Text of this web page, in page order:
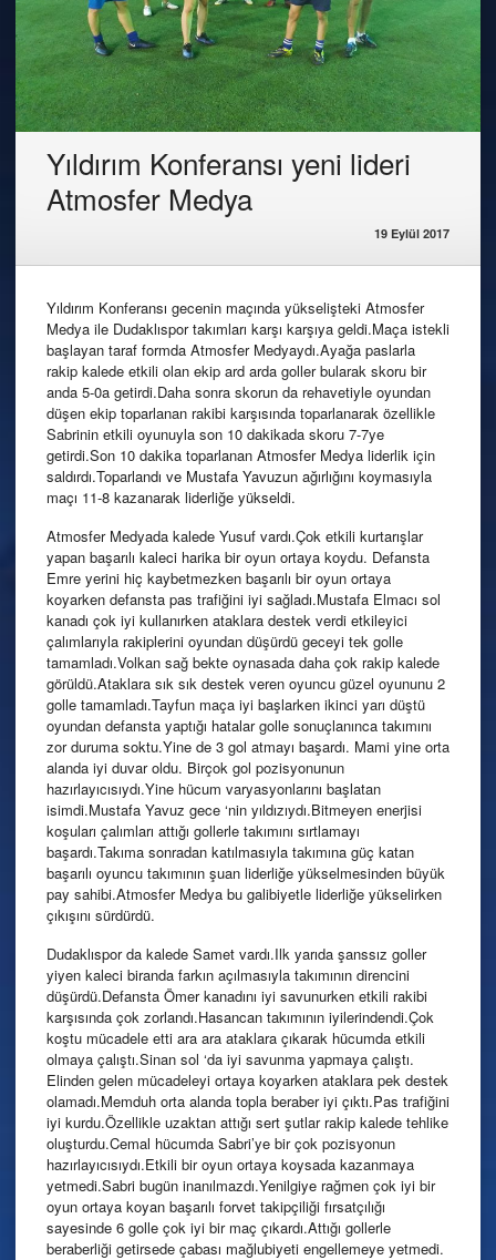
Yıldırım Konferansı yeni lideri
Atmosfer Medya
19 Eylül 2017
Yıldırım Konferansı gecenin maçında yükselişteki Atmosfer
Medya ile Dudaklıspor takımları karşı karşıya geldi.Maça istekli
başlayan taraf formda Atmosfer Medyaydı.Ayağa paslarla
rakip kalede etkili olan ekip ard arda goller bularak skoru bir
anda 5-0a getirdi.Daha sonra skorun da rehavetiyle oyundan
düşen ekip toparlanan rakibi karşısında toparlanarak özellikle
Sabrinin etkili oyunuyla son 10 dakikada skoru 7-7ye
getirdi.Son 10 dakika toparlanan Atmosfer Medya liderlik için
saldırdı.Toparlandı ve Mustafa Yavuzun ağırlığını koymasıyla
maçı 11-8 kazanarak liderliğe yükseldi.
Atmosfer Medyada kalede Yusuf vardı.Çok etkili kurtarışlar
yapan başarılı kaleci harika bir oyun ortaya koydu. Defansta
Emre yerini hiç kaybetmezken başarılı bir oyun ortaya
koyarken defansta pas trafiğini iyi sağladı.Mustafa Elmacı sol
kanadı çok iyi kullanırken ataklara destek verdi etkileyici
çalımlarıyla rakiplerini oyundan düşürdü geceyi tek golle
tamamladı.Volkan sağ bekte oynasada daha çok rakip kalede
görüldü.Ataklara sık sık destek veren oyuncu güzel oyununu 2
golle tamamladı.Tayfun maça iyi başlarken ikinci yarı düştü
oyundan defansta yaptığı hatalar golle sonuçlanınca takımını
zor duruma soktu.Yine de 3 gol atmayı başardı. Mami yine orta
alanda iyi duvar oldu. Birçok gol pozisyonunun
hazırlayıcısıydı.Yine hücum varyasyonlarını başlatan
isimdi.Mustafa Yavuz gece ‘nin yıldızıydı.Bitmeyen enerjisi
koşuları çalımları attığı gollerle takımını sırtlamayı
başardı.Takıma sonradan katılmasıyla takımına güç katan
başarılı oyuncu takımının şuan liderliğe yükselmesinden büyük
pay sahibi.Atmosfer Medya bu galibiyetle liderliğe yükselirken
çıkışını sürdürdü.
Dudaklıspor da kalede Samet vardı.Ilk yarıda şanssız goller
yiyen kaleci biranda farkın açılmasıyla takımının direncini
düşürdü.Defansta Ömer kanadını iyi savunurken etkili rakibi
karşısında çok zorlandı.Hasancan takımının iyilerindendi.Çok
koştu mücadele etti ara ara ataklara çıkarak hücumda etkili
olmaya çalıştı.Sinan sol ‘da iyi savunma yapmaya çalıştı.
Elinden gelen mücadeleyi ortaya koyarken ataklara pek destek
olamadı.Memduh orta alanda topla beraber iyi çıktı.Pas trafiğini
iyi kurdu.Özellikle uzaktan attığı sert şutlar rakip kalede tehlike
oluşturdu.Cemal hücumda Sabri’ye bir çok pozisyonun
hazırlayıcısıydı.Etkili bir oyun ortaya koysada kazanmaya
yetmedi.Sabri bugün inanılmazdı.Yenilgiye rağmen çok iyi bir
oyun ortaya koyan başarılı forvet takipçiliği fırsatçılığı
sayesinde 6 golle çok iyi bir maç çıkardı.Attığı gollerle
beraberliği getirsede çabası mağlubiyeti engellemeye yetmedi.